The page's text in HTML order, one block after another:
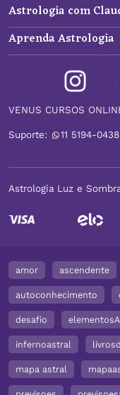
Astrologia com
Aprenda Astrologia
VENUS CURSOS
Suporte: 11 5194-0438
Astrologia Luz e
amor ascendente
autoconhecimento
desafio
infernoastral
mapa astral